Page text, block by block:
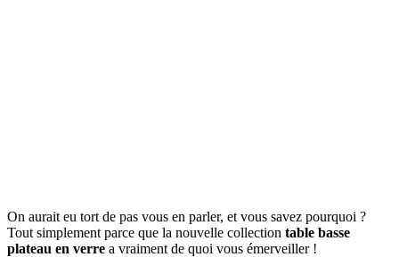
On aurait eu tort de pas vous en parler, et vous savez pourquoi ?
Tout simplement parce que la nouvelle collection table basse
plateau en verre a vraiment de quoi vous émerveiller !